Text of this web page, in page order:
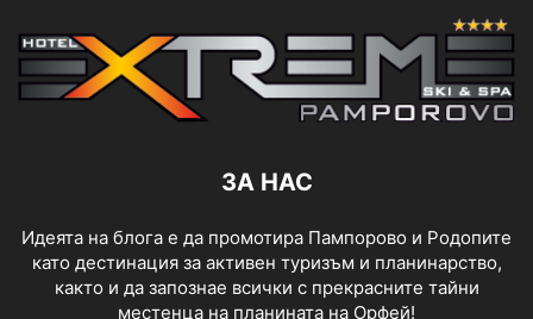
ЗА НАС
Идеята на блога е да промотира Пампорово и Родопите
като дестинация за активен туризъм и планинарство,
както и да запознае всички с прекрасните тайни
местенца на планината на Орфей!